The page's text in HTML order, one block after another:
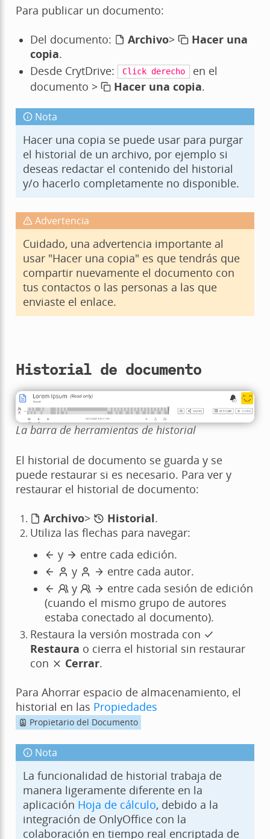
Para publicar un documento:
Del documento:
Archivo>
Hacer una
copia.
Desde CrytDrive:
Click derecho
en el
documento >
Hacer una copia.
Nota
Hacer una copia se puede usar para purgar
el historial de un archivo, por ejemplo si
deseas redactar el contenido del historial
y/o hacerlo completamente no disponible.
Advertencia
Cuidado, una advertencia importante al
usar "Hacer una copia" es que tendrás que
compartir nuevamente el documento con
tus contactos o las personas a las que
enviaste el enlace.
Historial de documento
La barra de herramientas de historial
El historial de documento se guarda y se
puede restaurar si es necesario. Para ver y
restaurar el historial de documento:
Archivo> Historial.
Utiliza las flechas para navegar:
y
entre cada edición.
y
entre cada autor.
y
entre cada sesión de edición
(cuando el mismo grupo de autores
estaba conectado al documento).
Restaura la versión mostrada con
Restaura o cierra el historial sin restaurar
con
Cerrar.
Para Ahorrar espacio de almacenamiento, el
historial en las Propiedades
Propietario del Documento
Nota
La funcionalidad de historial trabaja de
manera ligeramente diferente en la
aplicación Hoja de cálculo, debido a la
integración de OnlyOffice con la
colaboración en tiempo real encriptada de